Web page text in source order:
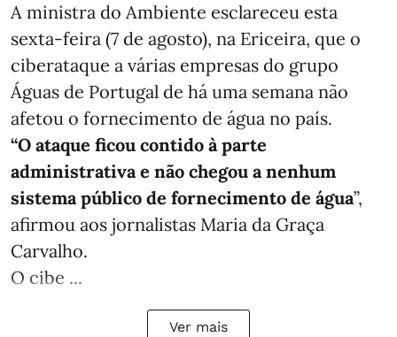
A ministra do Ambiente esclareceu esta
sexta-feira (7 de agosto), na Ericeira, que o
ciberataque a várias empresas do grupo
Águas de Portugal de há uma semana não
afetou o fornecimento de água no país.
“O ataque ficou contido à parte
administrativa e não chegou a nenhum
sistema público de fornecimento de água”,
afirmou aos jornalistas Maria da Graça
Carvalho.
O cibe ...
Ver mais